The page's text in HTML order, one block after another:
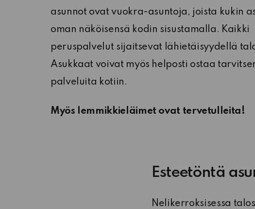
asunnot ovat vuokra-asuntoja, joista kukin
oman näköisensä kodin sisustamalla. Kaikki
peruspalvelut sijaitsevat lähietäisyydellä
Asukkaat voivat myös helposti ostaa
palveluita kotiin.
Myös lemmikkieläimet ovat tervetulleita!
Esteetöntä
Nelikerroksisessa